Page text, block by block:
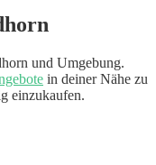
und Umgebung.
in deiner Nähe zu
einzukaufen.